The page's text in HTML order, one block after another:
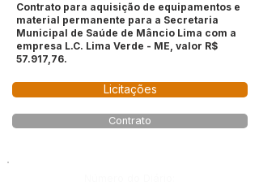
Contrato para aquisição de equipamentos e
material permanente para a Secretaria
Municipal de Saúde de Mâncio Lima com a
empresa L.C. Lima Verde - ME, valor R$
57.917,76.
Licitações
Contrato